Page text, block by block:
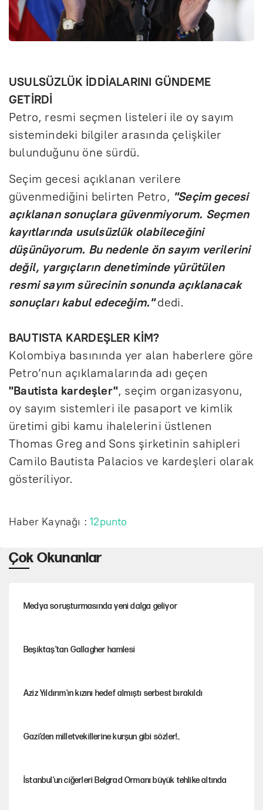
USULSÜZLÜK İDDİALARINI GÜNDEME
GETİRDİ
Petro, resmi seçmen listeleri ile oy sayım
sistemindeki bilgiler arasında çelişkiler
bulunduğunu öne sürdü.
Seçim gecesi açıklanan verilere
güvenmediğini belirten Petro, "Seçim gecesi
açıklanan sonuçlara güvenmiyorum. Seçmen
kayıtlarında usulsüzlük olabileceğini
düşünüyorum. Bu nedenle ön sayım verilerini
değil, yargıçların denetiminde yürütülen
resmi sayım sürecinin sonunda açıklanacak
sonuçları kabul edeceğim."dedi.
BAUTISTA KARDEŞLER KİM?
Kolombiya basınında yer alan haberlere göre
Petro’nun açıklamalarında adı geçen
"Bautista kardeşler", seçim organizasyonu,
oy sayım sistemleri ile pasaport ve kimlik
üretimi gibi kamu ihalelerini üstlenen
Thomas Greg and Sons şirketinin sahipleri
Camilo Bautista Palacios ve kardeşleri olarak
gösteriliyor.
Haber Kaynağı :12punto
Çok Okunanlar
Medya soruşturmasında yeni dalga geliyor
Beşiktaş’tan Gallagher hamlesi
Aziz Yıldırım'ın kızını hedef almıştı serbest bırakıldı
Gazi’den milletvekillerine kurşun gibi sözler!..
İstanbul’un ciğerleri Belgrad Ormanı büyük tehlike altında